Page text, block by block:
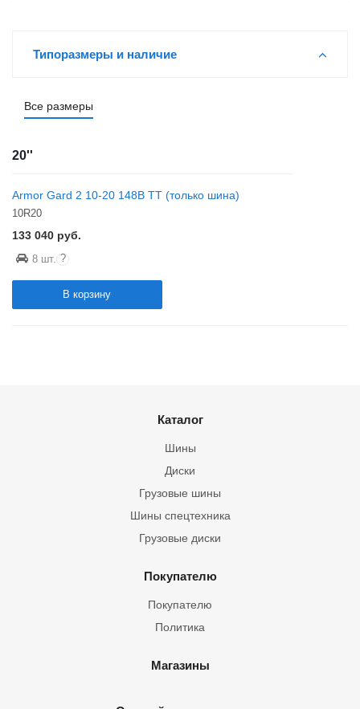
Типоразмеры и наличие
Все размеры
20''
Armor Gard 2 10-20 148B TT (только шина)
10R20
133 040 руб.
8 шт. ?
В корзину
Каталог
Шины
Грузовые шины
Шины спецтехника
Диски
Грузовые диски
Покупателю
Покупателю
Политика
Магазины